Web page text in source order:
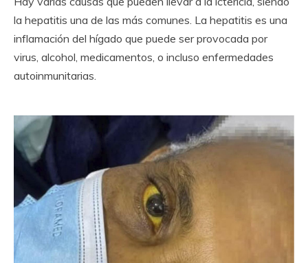
la hepatitis una de las más comunes. La hepatitis es una
inflamación del hígado que puede ser provocada por
virus, alcohol, medicamentos, o incluso enfermedades
autoinmunitarias.